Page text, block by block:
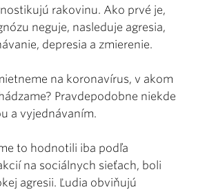
rakovinu. Ako prvé je,
neguje, nasleduje agresia,
depresia a zmierenie.
na koronavírus, v akom
Pravdepodobne niekde
a vyjednávaním.
to hodnotili iba podľa
na sociálnych sieťach, boli
agresii. Ľudia obviňujú